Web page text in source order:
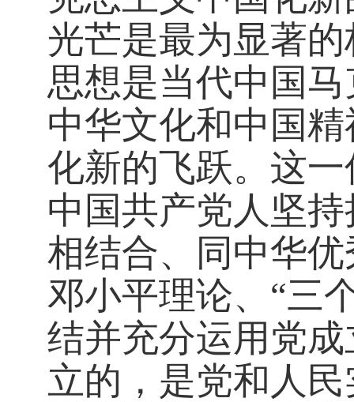
光芒是最为显著
思想是当代中国
中华文化和中国
化新的飞跃。这
中国共产党人坚
相结合、同中华
邓小平理论、“三
结并充分运用党
立的，是党和人